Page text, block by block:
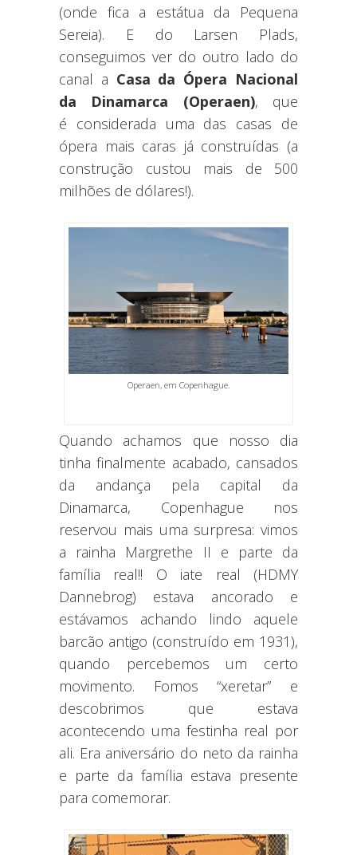
(onde fica a estátua da Pequena
Sereia). E do Larsen Plads,
conseguimos ver do outro lado do
canal a Casa da Ópera Nacional
da Dinamarca (Operaen), que
é considerada uma das casas de
ópera mais caras já construídas (a
construção custou mais de 500
milhões de dólares!).
Operaen, em Copenhague.
Quando achamos que nosso dia
tinha finalmente acabado, cansados
da andança pela capital da
Dinamarca, Copenhague nos
reservou mais uma surpresa: vimos
a rainha Margrethe II e parte da
família real!! O iate real (HDMY
Dannebrog) estava ancorado e
estávamos achando lindo aquele
barcão antigo (construído em 1931),
quando percebemos um certo
movimento. Fomos “xeretar” e
descobrimos que estava
acontecendo uma festinha real por
ali. Era aniversário do neto da rainha
e parte da família estava presente
para comemorar.